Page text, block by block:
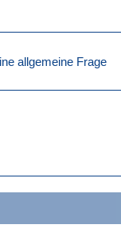
allgemeine Frage